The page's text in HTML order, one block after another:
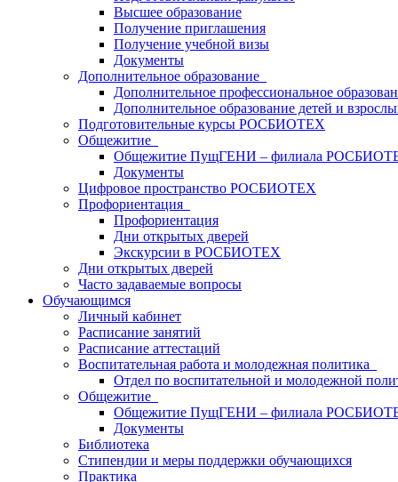
Высшее образование
Получение приглашения
Получение учебной визы
Документы
Дополнительное образование
Дополнительное профессиональное
Дополнительное образование детей и
Подготовительные курсы РОСБИОТЕХ
Общежитие
Общежитие ПущГЕНИ – филиала
Документы
Цифровое пространство РОСБИОТЕХ
Профориентация
Профориентация
Дни открытых дверей
Экскурсии в РОСБИОТЕХ
Дни открытых дверей
Часто задаваемые вопросы
Обучающимся
Личный кабинет
Расписание занятий
Расписание аттестаций
Воспитательная работа и молодежная политика
Отдел по воспитательной и молодежной
Общежитие
Общежитие ПущГЕНИ – филиала
Документы
Библиотека
Стипендии и меры поддержки обучающихся
Практика